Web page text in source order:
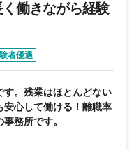
働きながら経験
者優遇
す。残業はほとんどない
安心して働ける！離職率
務所です。